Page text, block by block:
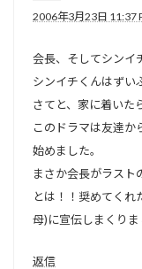
2006年3月23日 11:37
会長、そしてシンイ
シンイチくんはずい
さてと、家に着いた
このドラマは友達か
始めました。
まさか会長がラスト
とは！！奨めてくれ
母)に宣伝しまくりま
返信